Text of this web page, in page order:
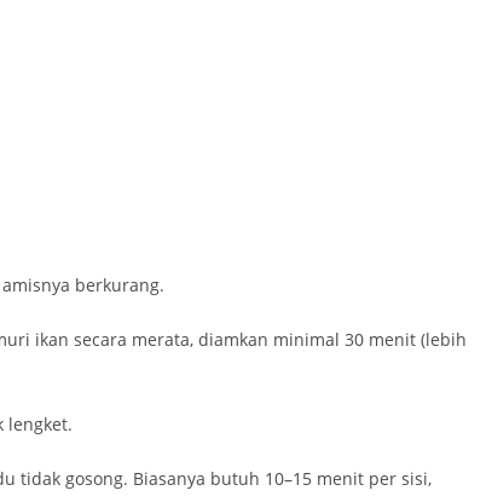
berkurang.
ikan secara merata, diamkan minimal 30 menit (lebih
lengket.
tidak gosong. Biasanya butuh 10–15 menit per sisi,